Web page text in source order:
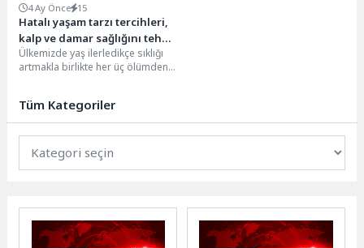
4 Ay Önce 15
Hatalı yaşam tarzı tercihleri,
kalp ve damar sağlığını tehdit
ediyor
Ülkemizde yaş ilerledikçe sıklığı
artmakla birlikte her üç ölümden
Tüm Kategoriler